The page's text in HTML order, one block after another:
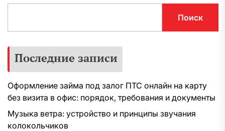
Поиск
Последние записи
Оформление займа под залог ПТС онлайн на карту
без визита в офис: порядок, требования и документы
Музыка ветра: устройство и принципы звучания
колокольчиков